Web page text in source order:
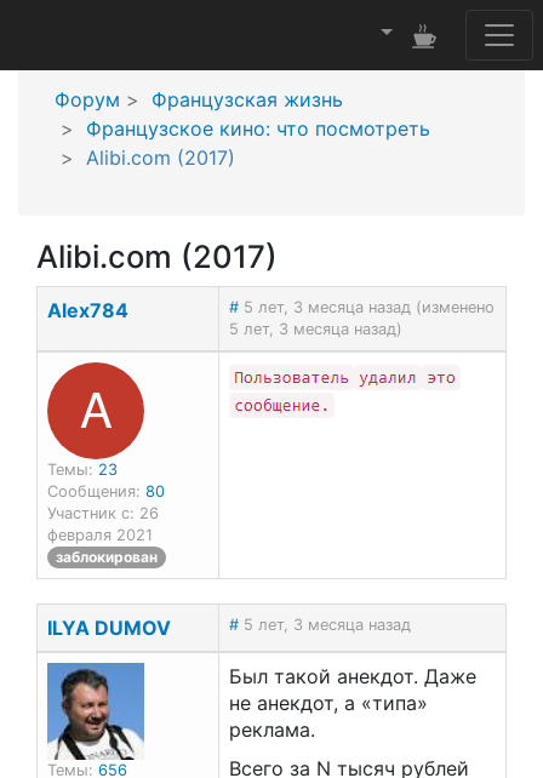
Форум
Французская жизнь
Французское кино: что посмотреть
Alibi.com (2017)
Alibi.com (2017)
Alex784 # 5 лет, 3 месяца назад (изменено
5 лет, 3 месяца назад)
A
Темы: 23
Сообщения: 80
Участник с: 26
февраля 2021
заблокирован
ILYA DUMOV # 5 лет, 3 месяца назад
Темы: 656
Был такой анекдот. Даже
не анекдот, а «типа»
реклама.
Всего за N тысяч рублей